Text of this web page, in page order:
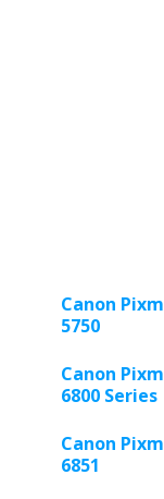
Canon
5750
Canon
6800 Series
Canon
6851